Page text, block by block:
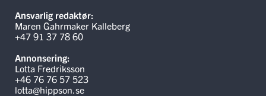
Ansvarlig redaktør:
Maren Gahrmaker Kalleberg
+47 91 37 78 60
Annonsering:
Lotta Fredriksson
+46 76 76 57 523
lotta@hippson.se